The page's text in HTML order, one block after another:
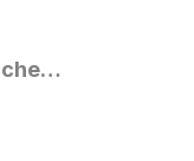
che…